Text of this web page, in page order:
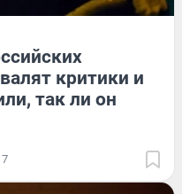
критики и
так ли он
7